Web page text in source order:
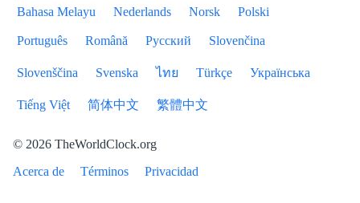
Bahasa Melayu Nederlands Norsk Polski
Português Română Русский Slovenčina
Slovenščina Svenska ไทย Türkçe Українська
Tiếng Việt 简体中文 繁體中文
© 2026 TheWorldClock.org
Acerca de
Términos Privacidad